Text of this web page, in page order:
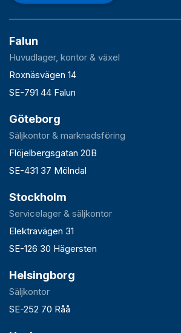
Falun
Huvudlager, kontor & växel
Roxnäsvägen 14
SE-791 44 Falun
Göteborg
Säljkontor & marknadsföring
Flöjelbergsgatan 20B
SE-431 37 Mölndal
Stockholm
Servicelager & säljkontor
Elektravägen 31
SE-126 30 Hägersten
Helsingborg
Säljkontor
SE-252 70 Råå